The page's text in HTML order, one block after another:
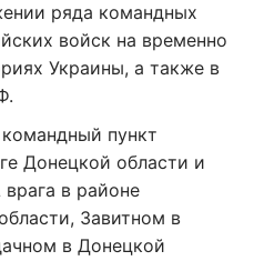
ряда командных
войск на временно
Украины, а также в
пункт
Донецкой области и
в районе
Завитном в
в Донецкой